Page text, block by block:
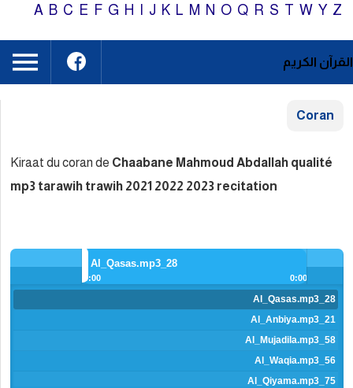
A B C E F G H I J K L
Kiraat du coran de Chaabane
mp3 tarawih trawih 2021 2022